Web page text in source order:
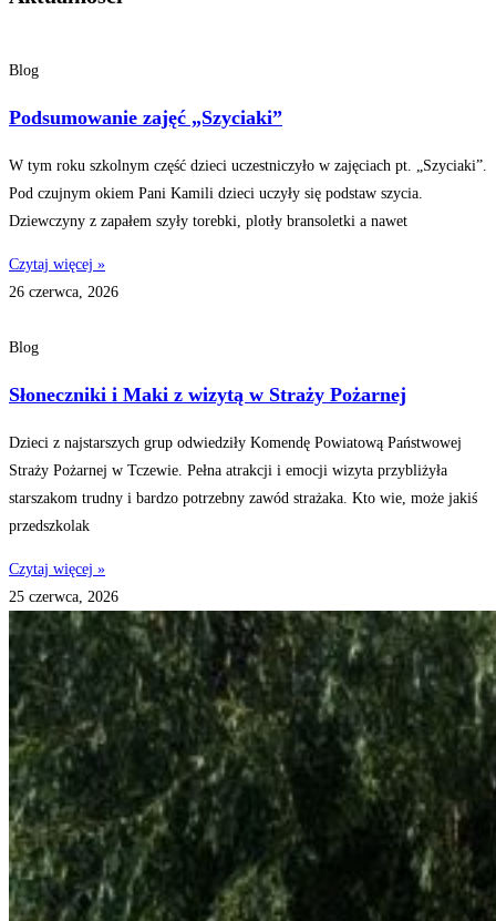
Blog
Podsumowanie zajęć „Szyciaki”
W tym roku szkolnym część dzieci uczestniczyło w zajęciach pt. „Szyciaki”.
Pod czujnym okiem Pani Kamili dzieci uczyły się podstaw szycia.
Dziewczyny z zapałem szyły torebki, plotły bransoletki a nawet
Czytaj więcej »
26 czerwca, 2026
Blog
Słoneczniki i Maki z wizytą w Straży Pożarnej
Dzieci z najstarszych grup odwiedziły Komendę Powiatową Państwowej
Straży Pożarnej w Tczewie. Pełna atrakcji i emocji wizyta przybliżyła
starszakom trudny i bardzo potrzebny zawód strażaka. Kto wie, może jakiś
przedszkolak
Czytaj więcej »
25 czerwca, 2026